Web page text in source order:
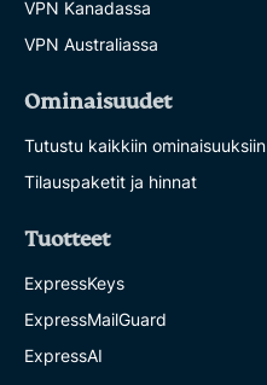
VPN Kanadassa
VPN Australiassa
Ominaisuudet
Tutustu kaikkiin ominaisuuksiin
Tilauspaketit ja hinnat
Tuotteet
ExpressKeys
ExpressMailGuard
ExpressAI